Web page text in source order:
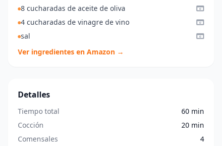
8 cucharadas de aceite de oliva
4 cucharadas de vinagre de vino
sal
Ver ingredientes en Amazon →
Detalles
Tiempo total
60 min
Cocción
20 min
Comensales
4